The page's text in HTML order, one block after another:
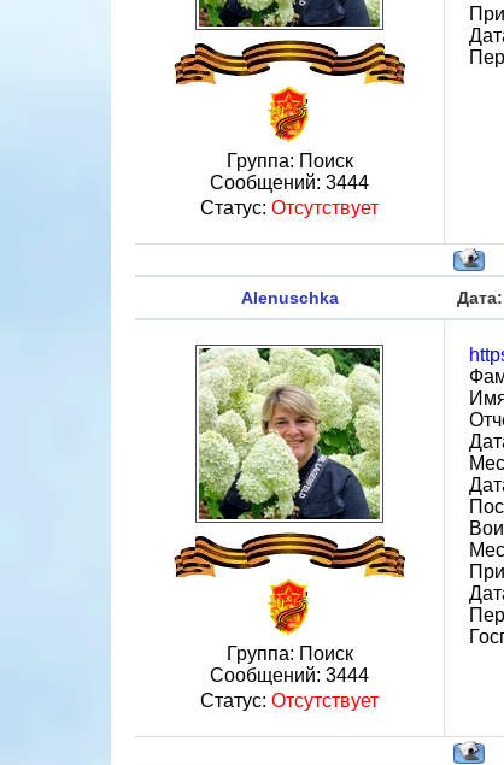
Группа: Поиск
Сообщений: 3444
Статус: Отсутствует
Alenuschka
Группа: Поиск
Сообщений: 3444
Статус: Отсутствует